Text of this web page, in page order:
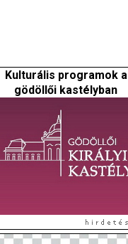
Kulturális programok a
gödöllői kastélyban